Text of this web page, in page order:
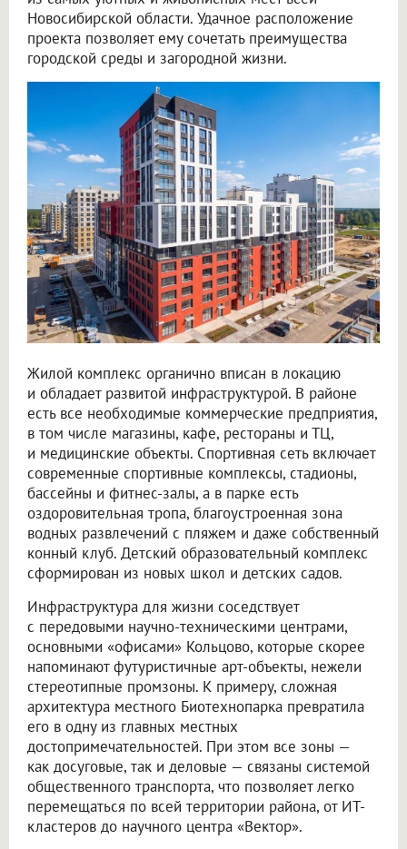
Новосибирской области. Удачное расположение
проекта позволяет ему сочетать преимущества
городской среды и загородной жизни.
Жилой комплекс органично вписан в локацию
и обладает развитой инфраструктурой. В районе
есть все необходимые коммерческие предприятия,
в том числе магазины, кафе, рестораны и ТЦ,
и медицинские объекты. Спортивная сеть включает
современные спортивные комплексы, стадионы,
бассейны и фитнес-залы, а в парке есть
оздоровительная тропа, благоустроенная зона
водных развлечений с пляжем и даже собственный
конный клуб. Детский образовательный комплекс
сформирован из новых школ и детских садов.
Инфраструктура для жизни соседствует
с передовыми научно-техническими центрами,
основными «офисами» Кольцово, которые скорее
напоминают футуристичные арт-объекты, нежели
стереотипные промзоны. К примеру, сложная
архитектура местного Биотехнопарка превратила
его в одну из главных местных
достопримечательностей. При этом все зоны —
как досуговые, так и деловые — связаны системой
общественного транспорта, что позволяет легко
перемещаться по всей территории района, от ИТ-
кластеров до научного центра «Вектор».